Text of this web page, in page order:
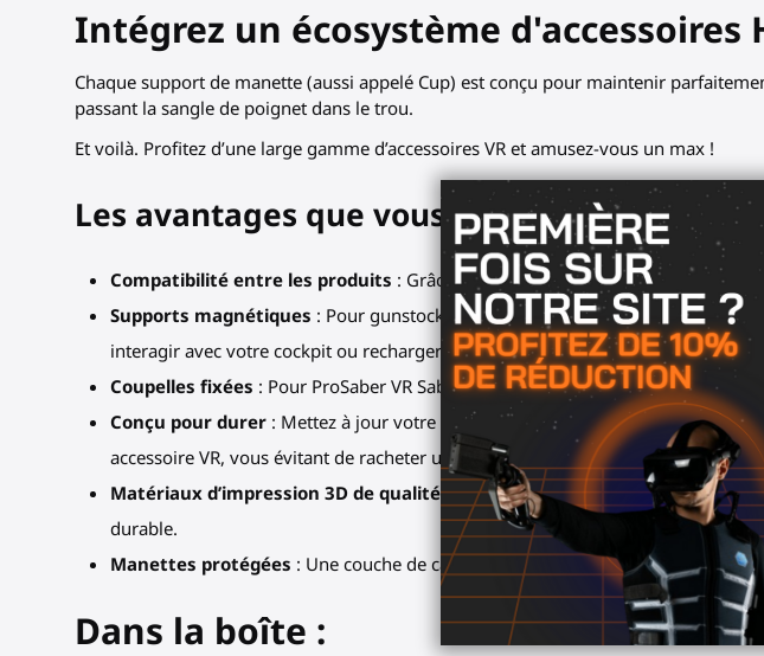
Intégrez un écosystème d'accessoires
Chaque support de manette (aussi appelé Cup) est conçu pour maintenir
passant la sangle de poignet dans le trou.
Et voilà. Profitez d’une large gamme d’accessoires VR et amusez-vous un max !
Les avantages que vous obtenez avec les
Compatibilité entre les produits : Grâce aux coupelles interchangeables,
Supports magnétiques : Pour gunstock MagTube / ForceTube / Starter et
interagir avec votre cockpit ou recharger vos armes. Puis, rattachez-les sans
Coupelles fixées : Pour ProSaber VR Saber, SWINGiT VR Golf Club. Offrent
Conçu pour durer : Mettez à jour votre accessoire avec votre nouveau
accessoire VR, vous évitant de racheter un accessoire au complet.
Matériaux d’impression 3D de qualité: Nos coupelles de manette sont
durable.
Manettes protégées : Une couche de caoutchouc noire à l’intérieur des
Dans la boîte :